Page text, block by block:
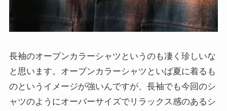
長袖のオープンカラーシャツというのも凄く珍しいな
と思います。オープンカラーシャツといば夏に着るも
のというイメージが強いんですが、長袖でも今回のシ
ャツのようにオーバーサイズでリラックス感のあるシ